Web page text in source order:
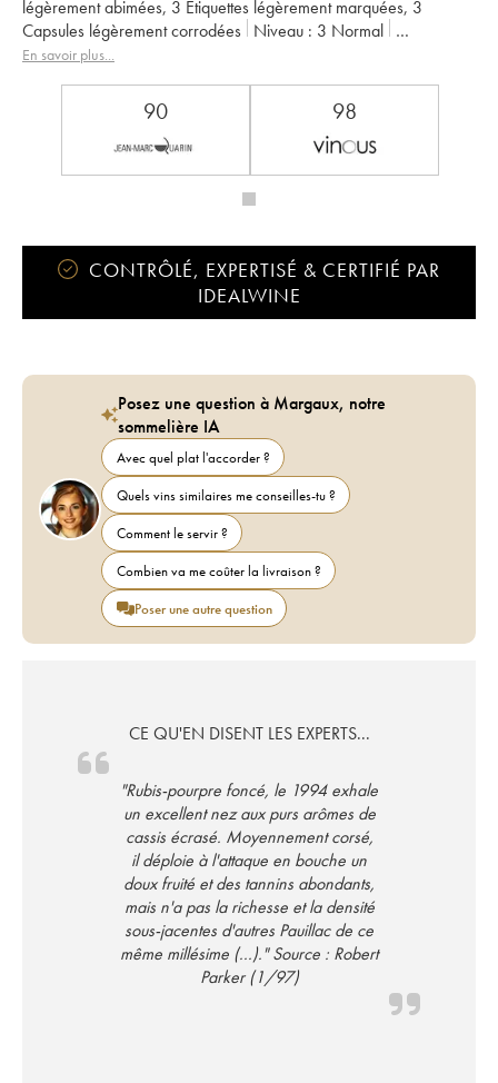
légèrement abimées, 3 Étiquettes légèrement marquées, 3
Capsules légèrement corrodées
Niveau : 3 Normal
Provenance :
2ème Grand Cru Classé
Château Pichon Baron
En savoir plus...
90 98
CONTRÔLÉ, EXPERTISÉ & CERTIFIÉ PAR
IDEALWINE
Posez une question à Margaux, notre
sommelière IA
Avec quel plat l'accorder ?
Quels vins similaires me conseilles-tu ?
Comment le servir ?
Combien va me coûter la livraison ?
Poser une autre question
CE QU'EN DISENT LES EXPERTS...
"Rubis-pourpre foncé, le 1994 exhale
un excellent nez aux purs arômes de
cassis écrasé. Moyennement corsé,
il déploie à l'attaque en bouche un
doux fruité et des tannins abondants,
mais n'a pas la richesse et la densité
sous-jacentes d'autres Pauillac de ce
même millésime (...)." Source : Robert
Parker (1/97)